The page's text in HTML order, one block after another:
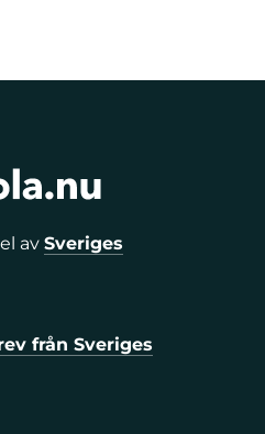
av Sveriges
från Sveriges